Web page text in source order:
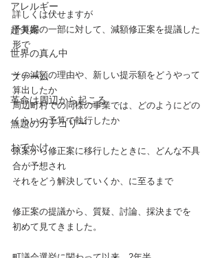
アレルギー
超夫婦
世界の真ん中
ファーム
革命は周辺から起こる
無題のカテゴリー
おでかけ
詳しくは伏せますが
予算案の一部に対して、減額修正案を提議した
形で
その減額の理由や、新しい提示額をどうやって
算出したか
周辺町村での同様の事業では、どのようにどの
くらいの予算で執行したか
原案から修正案に移行したときに、どんな不具
合が予想され
それをどう解決していくか、に至るまで
修正案の提議から、質疑、討論、採決までを
初めて見てきました。